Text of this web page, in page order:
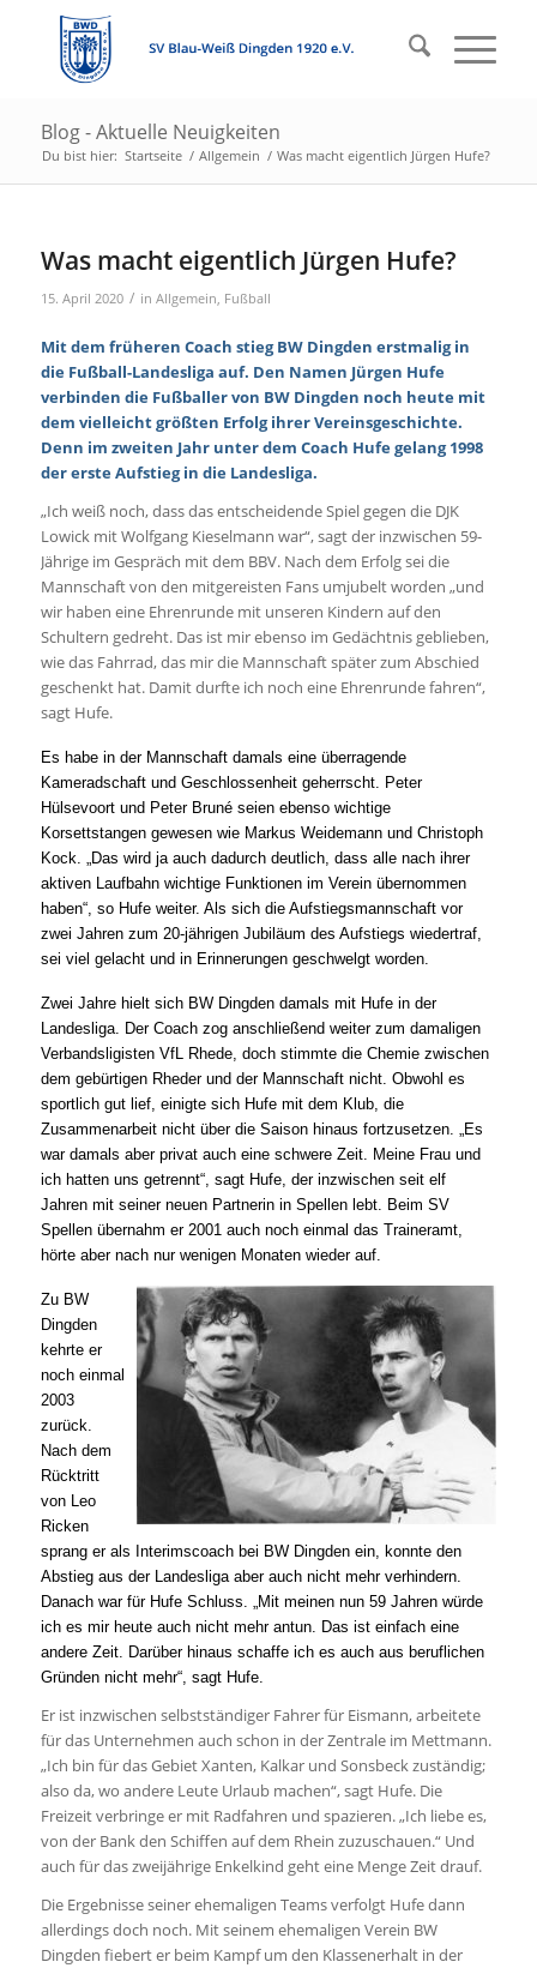
Blog - Aktuelle Neuigkeiten
Du bist hier: Startseite / Allgemein / Was macht eigentlich Jürgen Hufe?
Was macht eigentlich Jürgen Hufe?
15. April 2020 / in Allgemein, Fußball
Mit dem früheren Coach stieg BW Dingden erstmalig in
die Fußball-Landesliga auf. Den Namen Jürgen Hufe
verbinden die Fußballer von BW Dingden noch heute mit
dem vielleicht größten Erfolg ihrer Vereinsgeschichte.
Denn im zweiten Jahr unter dem Coach Hufe gelang 1998
der erste Aufstieg in die Landesliga.
„Ich weiß noch, dass das entscheidende Spiel gegen die DJK
Lowick mit Wolfgang Kieselmann war“, sagt der inzwischen 59-
Jährige im Gespräch mit dem BBV. Nach dem Erfolg sei die
Mannschaft von den mitgereisten Fans umjubelt worden „und
wir haben eine Ehrenrunde mit unseren Kindern auf den
Schultern gedreht. Das ist mir ebenso im Gedächtnis geblieben,
wie das Fahrrad, das mir die Mannschaft später zum Abschied
geschenkt hat. Damit durfte ich noch eine Ehrenrunde fahren“,
sagt Hufe.
Es habe in der Mannschaft damals eine überragende
Kameradschaft und Geschlossenheit geherrscht. Peter
Hülsevoort und Peter Bruné seien ebenso wichtige
Korsettstangen gewesen wie Markus Weidemann und Christoph
Kock. „Das wird ja auch dadurch deutlich, dass alle nach ihrer
aktiven Laufbahn wichtige Funktionen im Verein übernommen
haben“, so Hufe weiter. Als sich die Aufstiegsmannschaft vor
zwei Jahren zum 20-jährigen Jubiläum des Aufstiegs wiedertraf,
sei viel gelacht und in Erinnerungen geschwelgt worden.
Zwei Jahre hielt sich BW Dingden damals mit Hufe in der
Landesliga. Der Coach zog anschließend weiter zum damaligen
Verbandsligisten VfL Rhede, doch stimmte die Chemie zwischen
dem gebürtigen Rheder und der Mannschaft nicht. Obwohl es
sportlich gut lief, einigte sich Hufe mit dem Klub, die
Zusammenarbeit nicht über die Saison hinaus fortzusetzen. „Es
war damals aber privat auch eine schwere Zeit. Meine Frau und
ich hatten uns getrennt“, sagt Hufe, der inzwischen seit elf
Jahren mit seiner neuen Partnerin in Spellen lebt. Beim SV
Spellen übernahm er 2001 auch noch einmal das Traineramt,
hörte aber nach nur wenigen Monaten wieder auf.
Zu BW
Dingden
kehrte er
noch einmal
2003
zurück.
Nach dem
Rücktritt
von Leo
Ricken
sprang er als Interimscoach bei BW Dingden ein, konnte den
Abstieg aus der Landesliga aber auch nicht mehr verhindern.
Danach war für Hufe Schluss. „Mit meinen nun 59 Jahren würde
ich es mir heute auch nicht mehr antun. Das ist einfach eine
andere Zeit. Darüber hinaus schaffe ich es auch aus beruflichen
Gründen nicht mehr“, sagt Hufe.
Er ist inzwischen selbstständiger Fahrer für Eismann, arbeitete
für das Unternehmen auch schon in der Zentrale im Mettmann.
„Ich bin für das Gebiet Xanten, Kalkar und Sonsbeck zuständig;
also da, wo andere Leute Urlaub machen“, sagt Hufe. Die
Freizeit verbringe er mit Radfahren und spazieren. „Ich liebe es,
von der Bank den Schiffen auf dem Rhein zuzuschauen.“ Und
auch für das zweijährige Enkelkind geht eine Menge Zeit drauf.
Die Ergebnisse seiner ehemaligen Teams verfolgt Hufe dann
allerdings doch noch. Mit seinem ehemaligen Verein BW
Dingden fiebert er beim Kampf um den Klassenerhalt in der